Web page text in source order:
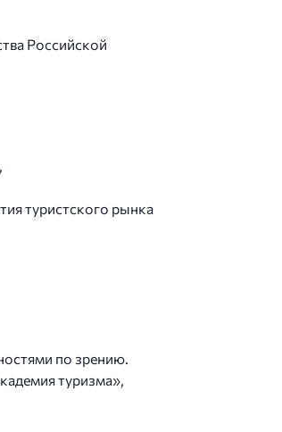
Российской
туристского рынка
по зрению.
туризма»,